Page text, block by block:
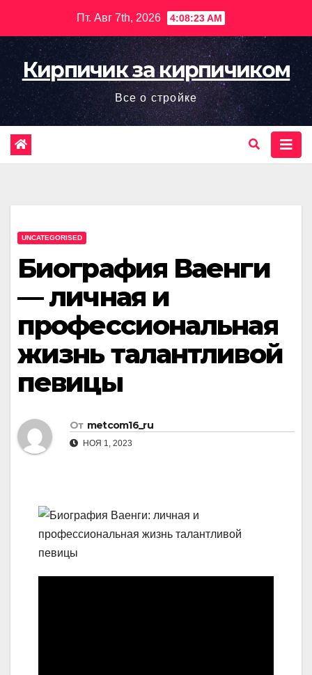
содержимому
Пт. Авг 7th, 2026 4:08:24 AM
Кирпичик за кирпичиком
Все о стройке
UNCATEGORISED
Биография Ваенги
— личная и
профессиональная
жизнь талантливой
певицы
От metcom16_ru
НОЯ 1, 2023